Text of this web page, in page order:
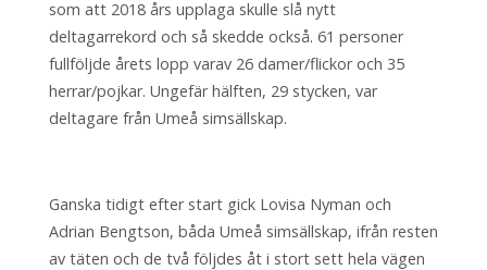
som att 2018 års upplaga skulle slå nytt
deltagarrekord och så skedde också. 61 personer
fullföljde årets lopp varav 26 damer/flickor och 35
herrar/pojkar. Ungefär hälften, 29 stycken, var
deltagare från Umeå simsällskap.
Ganska tidigt efter start gick Lovisa Nyman och
Adrian Bengtson, båda Umeå simsällskap, ifrån resten
av täten och de två följdes åt i stort sett hela vägen